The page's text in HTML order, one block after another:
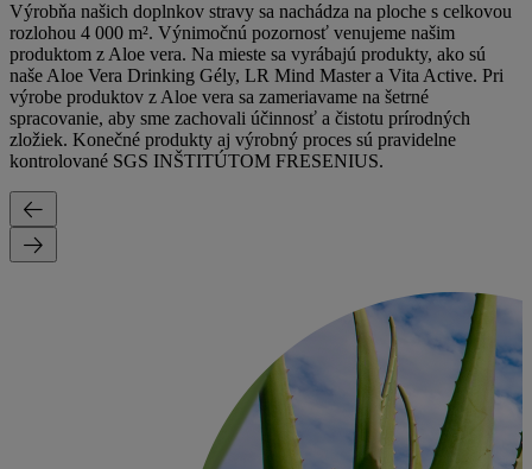
Výrobňa našich doplnkov stravy sa nachádza na ploche s celkovou
rozlohou 4 000 m². Výnimočnú pozornosť venujeme našim
produktom z Aloe vera. Na mieste sa vyrábajú produkty, ako sú
naše Aloe Vera Drinking Gély, LR Mind Master a Vita Active. Pri
výrobe produktov z Aloe vera sa zameriavame na šetrné
spracovanie, aby sme zachovali účinnosť a čistotu prírodných
zložiek. Konečné produkty aj výrobný proces sú pravidelne
kontrolované SGS INŠTITÚTOM FRESENIUS.